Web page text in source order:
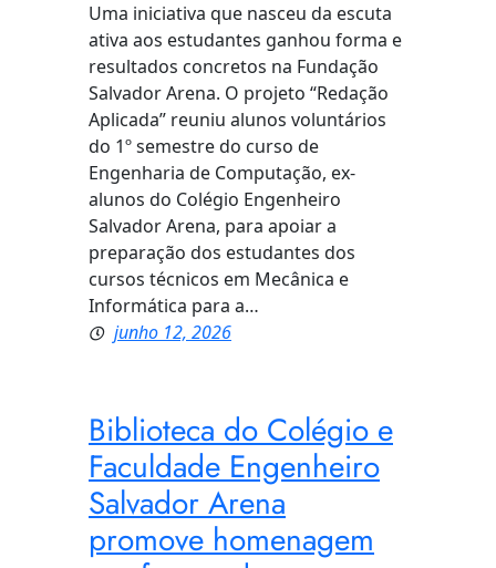
Uma iniciativa que nasceu da escuta
ativa aos estudantes ganhou forma e
resultados concretos na Fundação
Salvador Arena. O projeto “Redação
Aplicada” reuniu alunos voluntários
do 1º semestre do curso de
Engenharia de Computação, ex-
alunos do Colégio Engenheiro
Salvador Arena, para apoiar a
preparação dos estudantes dos
cursos técnicos em Mecânica e
Informática para a…
junho 12, 2026
Biblioteca do Colégio e
Faculdade Engenheiro
Salvador Arena
promove homenagem